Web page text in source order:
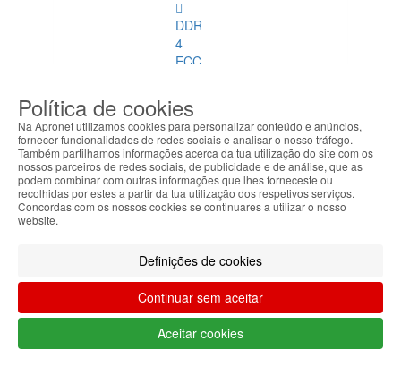
DDR
4
ECC
1
DDR
2
DDR
DDR
DDR
2
ECC
Política de cookies
Na Apronet utilizamos cookies para personalizar conteúdo e anúncios,
fornecer funcionalidades de redes sociais e analisar o nosso tráfego.
Também partilhamos informações acerca da tua utilização do site com os
nossos parceiros de redes sociais, de publicidade e de análise, que as
podem combinar com outras informações que lhes forneceste ou
recolhidas por estes a partir da tua utilização dos respetivos serviços.
Concordas com os nossos cookies se continuares a utilizar o nosso
website.
Definições de cookies
Continuar sem aceitar
Aceitar cookies